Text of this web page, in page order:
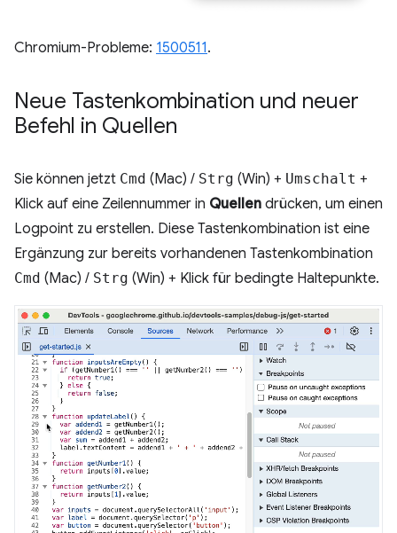
Chromium-Probleme: 1500511.
Neue Tastenkombination und neuer
Befehl in Quellen
Sie können jetzt Cmd (Mac) / Strg (Win) + Umschalt +
Klick auf eine Zeilennummer in Quellen drücken, um einen
Logpoint zu erstellen. Diese Tastenkombination ist eine
Ergänzung zur bereits vorhandenen Tastenkombination
Cmd (Mac) / Strg (Win) + Klick für bedingte Haltepunkte.